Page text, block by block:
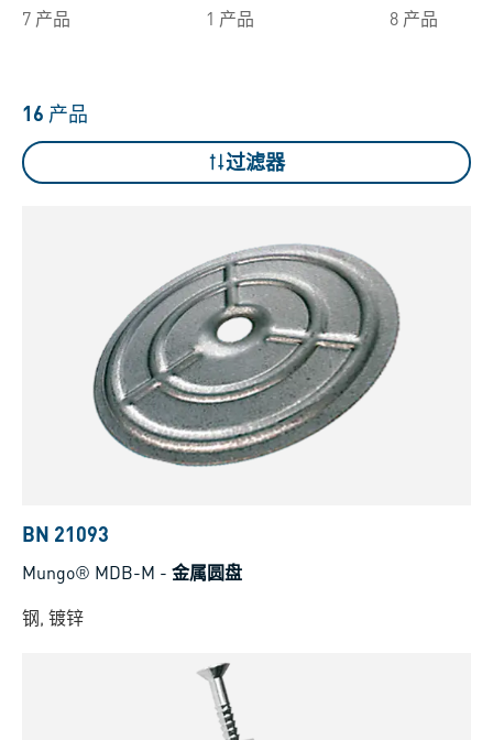
7 产品
1 产品
8 产品
16 产品
过滤器
BN 21093
Mungo® MDB-M - 金属圆盘
钢, 镀锌